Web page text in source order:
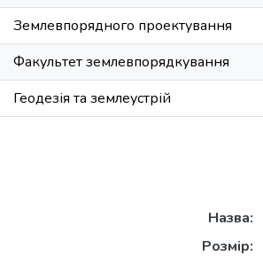
Землевпорядного проектування
Факультет землевпорядкування
Геодезія та землеустрій
Назва:
Розмір: